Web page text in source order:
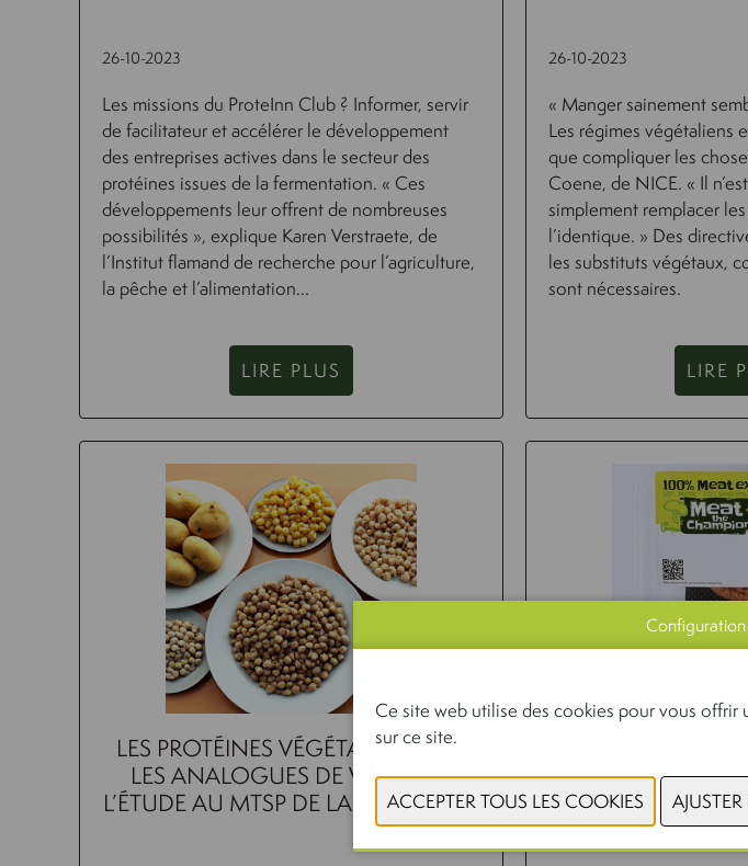
26-10-2023
Les missions du ProteInn Club ? Informer, servir
de facilitateur et accélérer le développement
des entreprises actives dans le secteur des
protéines issues de la fermentation. « Ces
développements leur offrent de nombreuses
possibilités », explique Karen Verstraete, de
l’Institut flamand de recherche pour l’agriculture,
la pêche et l’alimentation...
LIRE PLUS
26-10-2023
« Manger sainement
Les régimes végétaliens
que compliquer les
Coene, de NICE. « Il
simplement remplacer
l’identique. » Des
les substituts végétaux,
sont nécessaires.
LIRE
LES PROTÉINES VÉGÉTALES DANS
LES ANALOGUES DE VIANDE À
L’ÉTUDE AU MTSP DE LA KU LEUVEN
TRANSITION
Ce site web utilise des cookies pour vous
sur ce site.